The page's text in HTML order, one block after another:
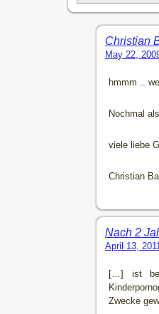
Christian
May 22,
hmmm ..
Nochmal
viele liebe
Christian
Nach 2
April 13,
[…] ist
Zwecke